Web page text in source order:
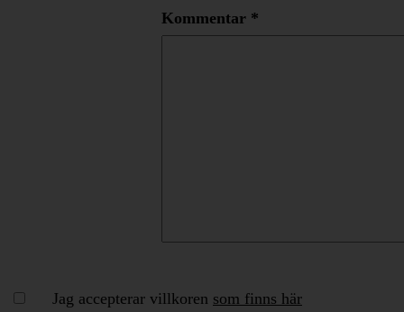
Kommentar *
Jag accepterar villkoren som finns här